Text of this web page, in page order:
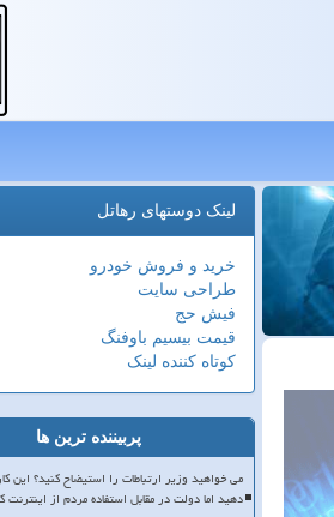
لینک دوستهای رهاتل
خرید و فروش خودرو
طراحی سایت
فیش حج
قیمت بیسیم باوفنگ
کوتاه کننده لینک
پربیننده ترین ها
می خواهید وزیر ارتباطات را استیضاح کنید؟ این
دهید اما دولت در مقابل استفاده مردم از اینترنت